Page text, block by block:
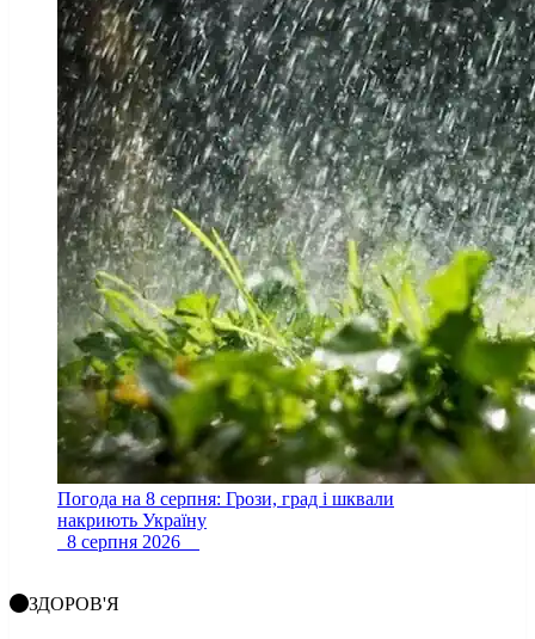
Погода на 8 серпня: Грози, град і шквали
накриють Україну
8 серпня 2026
ЗДОРОВ'Я